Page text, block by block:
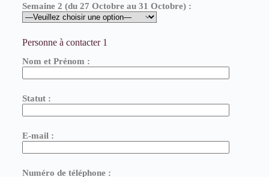
Semaine 2 (du 27 Octobre au 31 Octobre) :
Personne à contacter 1
Nom et Prénom :
Statut :
E-mail :
Numéro de téléphone :